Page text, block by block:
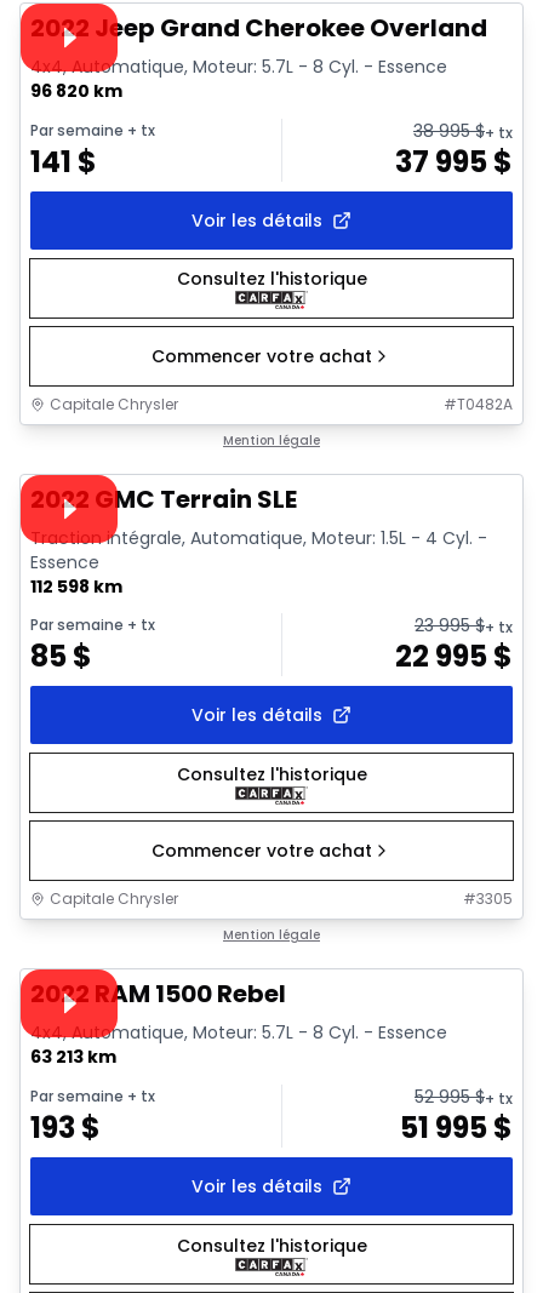
Vidéo disponible
2022 Jeep Grand Cherokee Overland
4x4, Automatique, Moteur: 5.7L - 8 Cyl. - Essence
96 820 km
Par semaine + tx
141 $
38 995$+ tx
37 995$
Voir les détails
Consultez l'historique
Commencer votre achat
Capitale Chrysler #T0482A
Mention légale
Vidéo disponible
2022 GMC Terrain SLE
Traction intégrale, Automatique, Moteur: 1.5L - 4 Cyl. -
Essence
112 598 km
Par semaine + tx
85$
23 995$+ tx
22 995$
Voir les détails
Consultez l'historique
Commencer votre achat
Capitale Chrysler #3305
Mention légale
Vidéo disponible
2022 RAM 1500 Rebel
4x4, Automatique, Moteur: 5.7L - 8 Cyl. - Essence
63 213 km
Par semaine + tx
193$
52 995$+ tx
51 995$
Voir les détails
Consultez l'historique